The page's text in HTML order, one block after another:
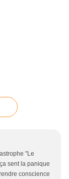
"Le
sent la panique
conscience